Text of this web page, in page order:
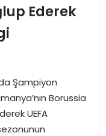
Ederek
Şampiyon
Borussia
UEFA